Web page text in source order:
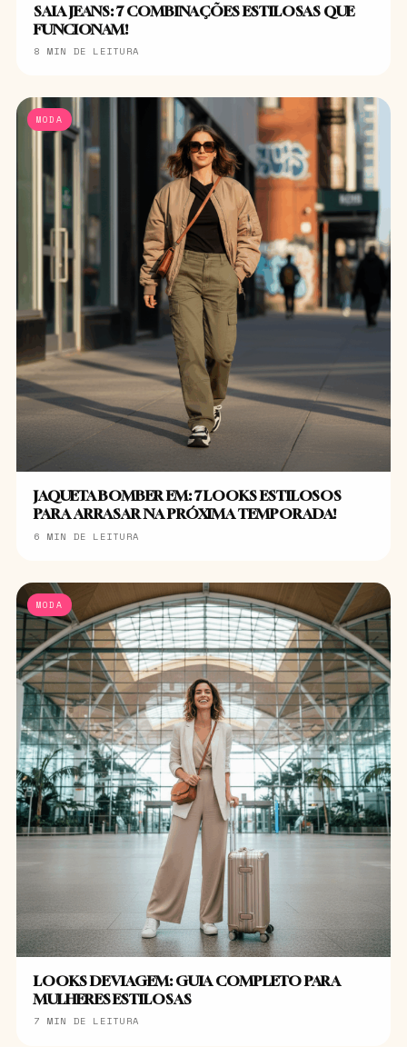
SAIA JEANS: 7 COMBINAÇÕES ESTILOSAS QUE
FUNCIONAM!
8 MIN DE LEITURA
MODA
JAQUETA BOMBER EM: 7 LOOKS ESTILOSOS
PARA ARRASAR NA PRÓXIMA TEMPORADA!
6 MIN DE LEITURA
MODA
LOOKS DE VIAGEM: GUIA COMPLETO PARA
MULHERES ESTILOSAS
7 MIN DE LEITURA